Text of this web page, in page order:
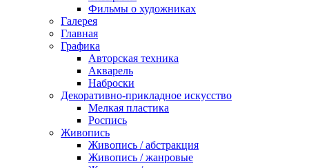
Фильмы о художниках
Галерея
Главная
Графика
Авторская техника
Акварель
Наброски
Декоративно-прикладное искусство
Мелкая пластика
Роспись
Живопись
Живопись / абстракция
Живопись / жанровые